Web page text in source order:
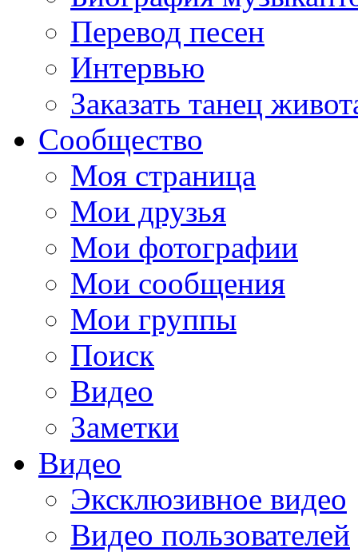
Перевод песен
Интервью
Заказать танец
Сообщество
Моя страница
Мои друзья
Мои фотографии
Мои сообщения
Мои группы
Поиск
Видео
Заметки
Видео
Эксклюзивное видео
Видео пользователей